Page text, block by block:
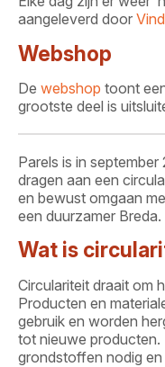
aangeleverd door
Webshop
De webshop toont
grootste deel is
Parels is in
dragen aan een
en bewust omgaan
een duurzamer Breda.
Wat is
Circulariteit draait om
Producten en
gebruik en worden
tot nieuwe producten.
grondstoffen nodig